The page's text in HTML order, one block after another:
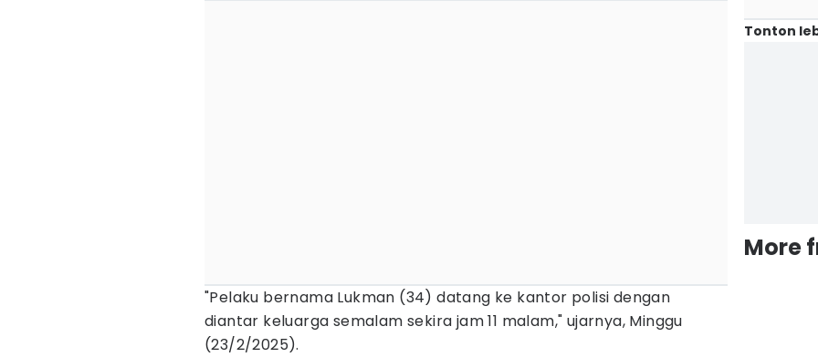
"Pelaku bernama Lukman (34) datang ke kantor polisi dengan
diantar keluarga semalam sekira jam 11 malam," ujarnya, Minggu
(23/2/2025).
Tonton
More